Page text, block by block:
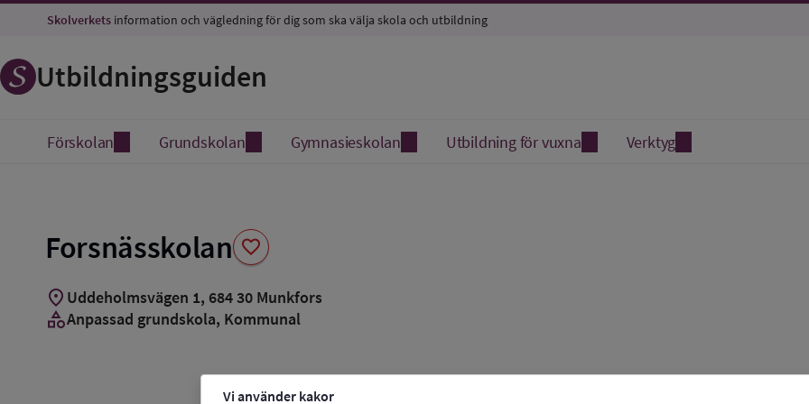
Vi använder kakor
Skolverkets information och vägledning för dig som ska välja skola och utbildning
Utbildningsguiden
Förskolan Grundskolan Gymnasieskolan Utbildning för vuxna Verktyg
Forsnässkolan favorite
Spara
location_on Uddeholmsvägen 1, 684 30 Munkfors
categoryAnpassad grundskola, Kommunal